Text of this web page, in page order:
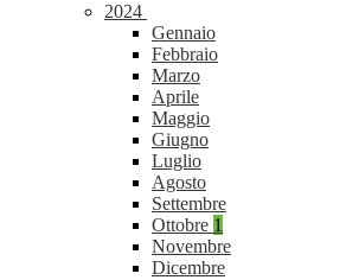
2024
Gennaio
Febbraio
Marzo
Aprile
Maggio
Giugno
Luglio
Agosto
Settembre
Ottobre 1
Novembre
Dicembre